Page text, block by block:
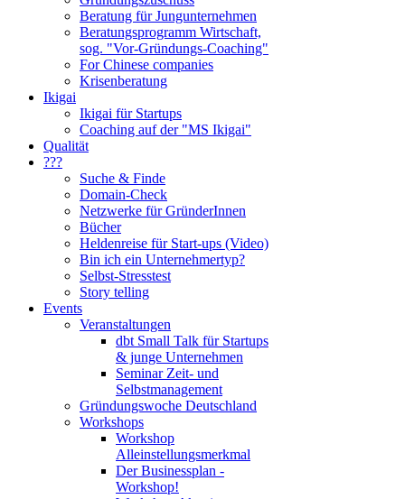
Beratung für Jungunternehmen
Beratungsprogramm Wirtschaft,
sog. "Vor-Gründungs-Coaching"
For Chinese companies
Krisenberatung
Ikigai
Ikigai für Startups
Coaching auf der "MS Ikigai"
Qualität
???
Suche & Finde
Domain-Check
Netzwerke für GründerInnen
Bücher
Heldenreise für Start-ups (Video)
Bin ich ein Unternehmertyp?
Selbst-Stresstest
Story telling
Events
Veranstaltungen
dbt Small Talk für Startups
& junge Unternehmen
Seminar Zeit- und
Selbstmanagement
Gründungswoche Deutschland
Workshops
Workshop
Alleinstellungsmerkmal
Der Businessplan -
Workshop!